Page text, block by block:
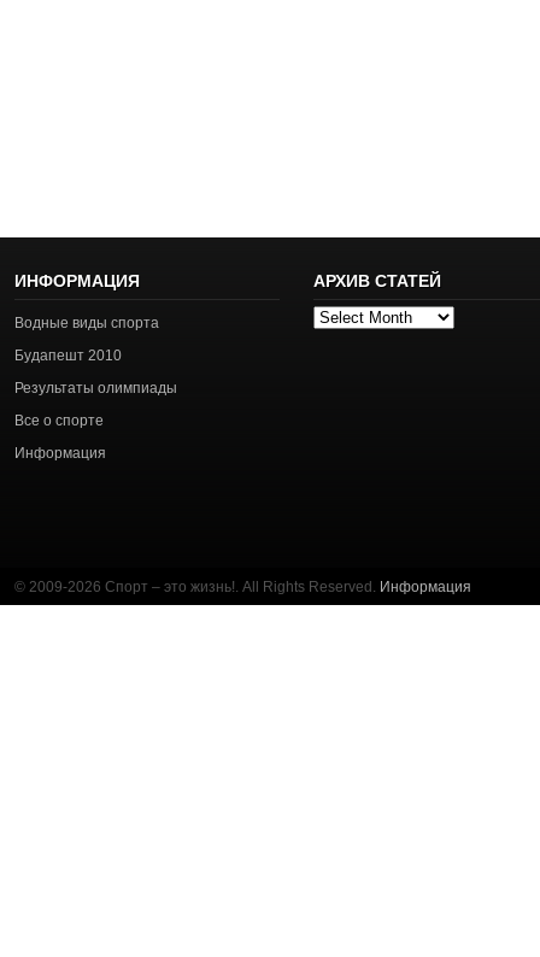
ИНФОРМАЦИЯ
Водные виды спорта
Будапешт 2010
Результаты олимпиады
Все о спорте
Информация
АРХИВ СТАТЕЙ
Архив
© 2009-2026 Спорт – это жизнь!. All Rights Reserved. Информация